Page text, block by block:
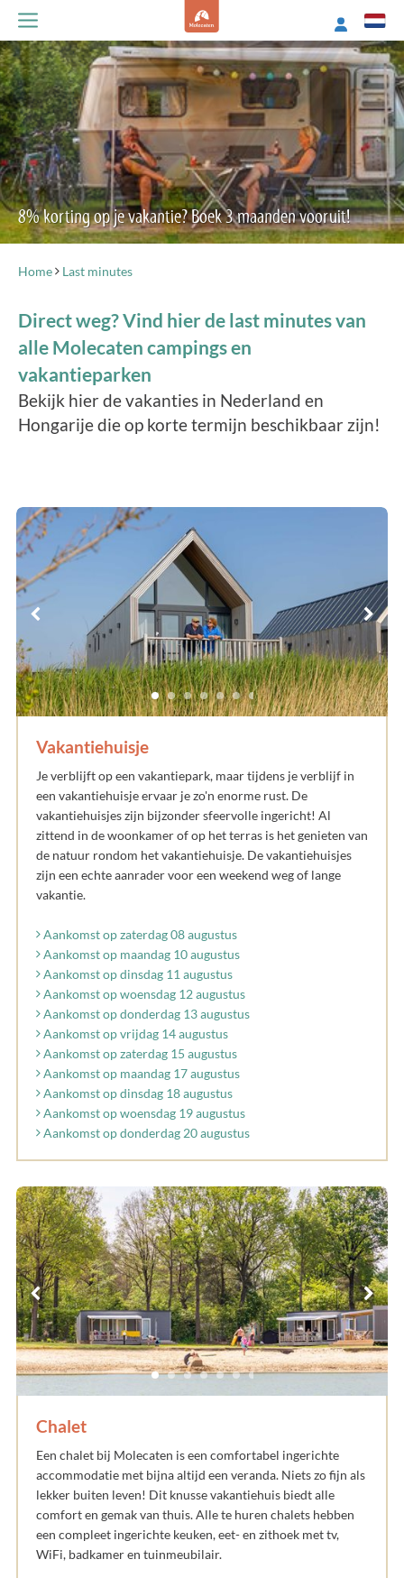
8% korting op je vakantie? Boek 3 maanden vooruit!
Home Last minutes
Direct weg? Vind hier de last minutes van
alle Molecaten campings en
vakantieparken
Bekijk hier de vakanties in Nederland en
Hongarije die op korte termijn beschikbaar zijn!
Vakantiehuisje
Je verblijft op een vakantiepark, maar tijdens je verblijf in
een vakantiehuisje ervaar je zo'n enorme rust. De
vakantiehuisjes zijn bijzonder sfeervolle ingericht! Al
zittend in de woonkamer of op het terras is het genieten van
de natuur rondom het vakantiehuisje. De vakantiehuisjes
zijn een echte aanrader voor een weekend weg of lange
vakantie.
Aankomst op zaterdag 08 augustus
Aankomst op maandag 10 augustus
Aankomst op dinsdag 11 augustus
Aankomst op woensdag 12 augustus
Aankomst op donderdag 13 augustus
Aankomst op vrijdag 14 augustus
Aankomst op zaterdag 15 augustus
Aankomst op maandag 17 augustus
Aankomst op dinsdag 18 augustus
Aankomst op woensdag 19 augustus
Aankomst op donderdag 20 augustus
Chalet
Een chalet bij Molecaten is een comfortabel ingerichte
accommodatie met bijna altijd een veranda. Niets zo fijn als
lekker buiten leven! Dit knusse vakantiehuis biedt alle
comfort en gemak van thuis. Alle te huren chalets hebben
een compleet ingerichte keuken, eet- en zithoek met tv,
WiFi, badkamer en tuinmeubilair.